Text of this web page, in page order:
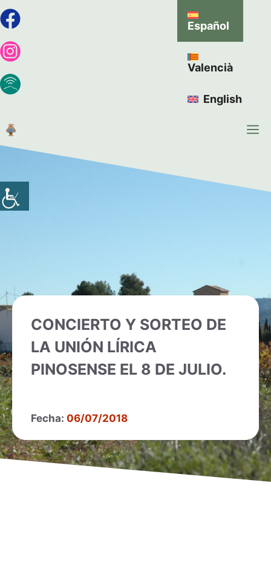
Español
Valencià
English
CONCIERTO Y SORTEO DE
LA UNIÓN LÍRICA
PINOSENSE EL 8 DE JULIO.
Fecha: 06/07/2018